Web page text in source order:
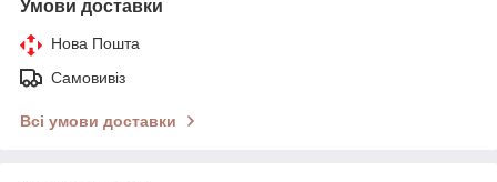
Умови доставки
Нова Пошта
Самовивіз
Всі умови доставки